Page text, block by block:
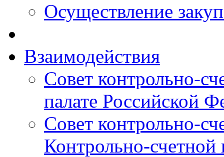
Осуществление
Взаимодействия
Совет контрольно-
палате Российской
Совет контрольно-
Контрольно-счетной